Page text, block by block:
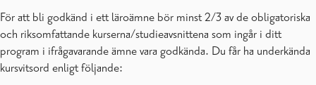
För att bli godkänd i ett läroämne bör minst 2/3 av de obligatoriska
och riksomfattande kurserna/studieavsnittena som ingår i ditt
program i ifrågavarande ämne vara godkända. Du får ha underkända
kursvitsord enligt följande: